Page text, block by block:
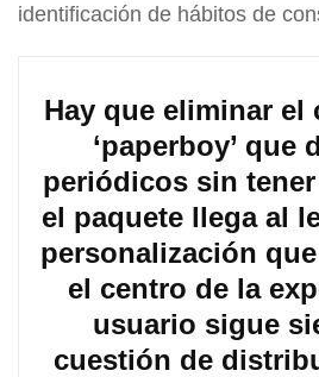
identificación de hábitos de
Hay que eliminar el
‘paperboy’ que
periódicos sin
el paquete llega al
personalización
el centro de la
usuario sigue
cuestión de